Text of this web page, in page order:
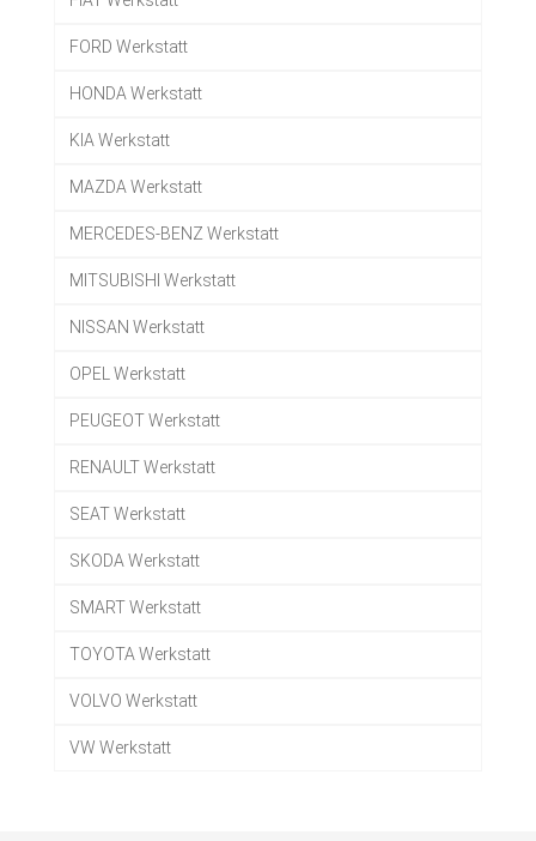
FORD Werkstatt
HONDA Werkstatt
KIA Werkstatt
MAZDA Werkstatt
MERCEDES-BENZ Werkstatt
MITSUBISHI Werkstatt
NISSAN Werkstatt
OPEL Werkstatt
PEUGEOT Werkstatt
RENAULT Werkstatt
SEAT Werkstatt
SKODA Werkstatt
SMART Werkstatt
TOYOTA Werkstatt
VOLVO Werkstatt
VW Werkstatt